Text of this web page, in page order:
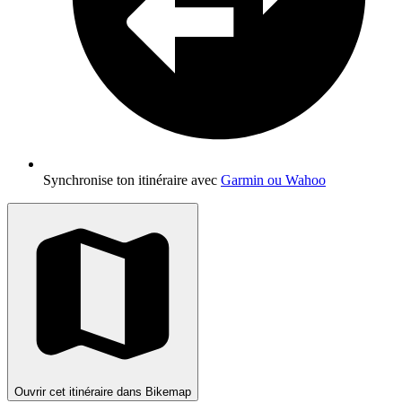
Synchronise ton itinéraire avec Garmin ou Wahoo
Ouvrir cet itinéraire dans Bikemap